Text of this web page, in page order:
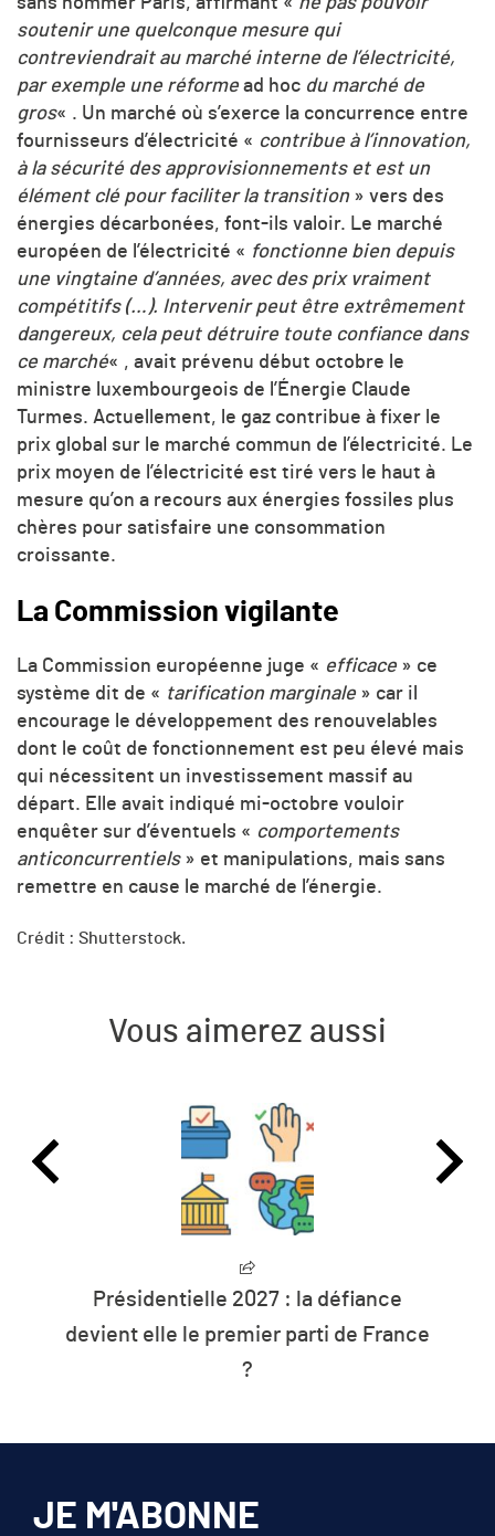
soutenir une quelconque mesure qui
contreviendrait au marché interne de l’électricité,
par exemple une réforme ad hoc du marché de
gros« . Un marché où s’exerce la concurrence entre
fournisseurs d’électricité « contribue à l’innovation,
à la sécurité des approvisionnements et est un
élément clé pour faciliter la transition » vers des
énergies décarbonées, font-ils valoir. Le marché
européen de l’électricité « fonctionne bien depuis
une vingtaine d’années, avec des prix vraiment
compétitifs (…). Intervenir peut être extrêmement
dangereux, cela peut détruire toute confiance dans
ce marché« , avait prévenu début octobre le
ministre luxembourgeois de l’Énergie Claude
Turmes. Actuellement, le gaz contribue à fixer le
prix global sur le marché commun de l’électricité. Le
prix moyen de l’électricité est tiré vers le haut à
mesure qu’on a recours aux énergies fossiles plus
chères pour satisfaire une consommation
croissante.
La Commission vigilante
La Commission européenne juge « efficace » ce
système dit de « tarification marginale » car il
encourage le développement des renouvelables
dont le coût de fonctionnement est peu élevé mais
qui nécessitent un investissement massif au
départ. Elle avait indiqué mi-octobre vouloir
enquêter sur d’éventuels « comportements
anticoncurrentiels» et manipulations, mais sans
remettre en cause le marché de l’énergie.
Crédit : Shutterstock.
Vous aimerez aussi
Présidentielle 2027 : la défiance
devient elle le premier parti de France
?
JE M'ABONNE